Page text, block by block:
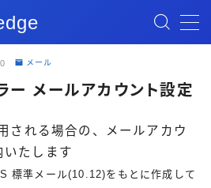
メール
ー メールアカウント設定
される場合の、メールアカウ
いたします
標準メール(10.12)をもとに作成して